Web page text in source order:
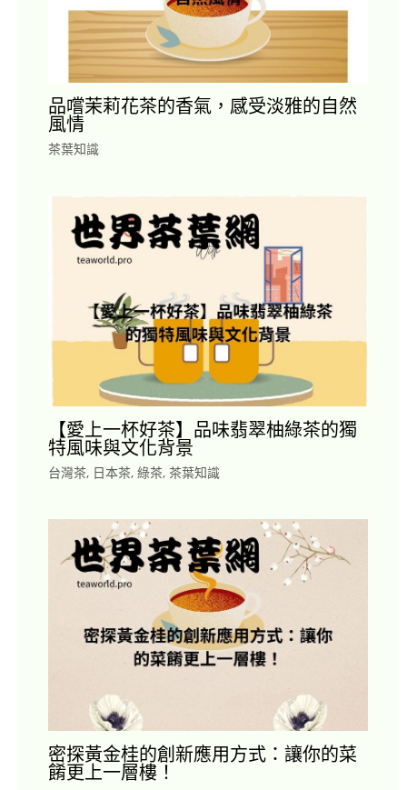
品嚐茉莉花茶的香氣，感受淡雅的自然
風情
茶葉知識
【愛上一杯好茶】品味翡翠柚綠茶的獨
特風味與文化背景
台灣茶, 日本茶, 綠茶, 茶葉知識
密探黃金桂的創新應用方式：讓你的菜
餚更上一層樓！